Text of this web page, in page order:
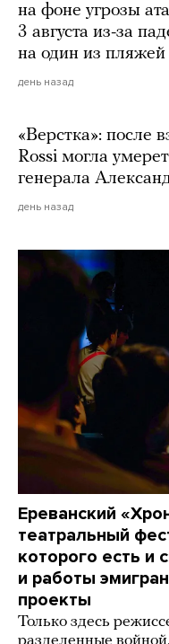
на фоне угрозы
3 августа из-за
на один из пляжей
день назад
«Верстка»: после
Rossi могла
генерала
день назад
Ереванский
театральный
которого есть и
и работы
проекты
Только здесь